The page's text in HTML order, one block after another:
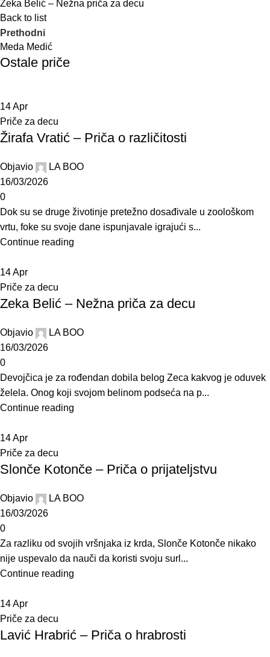
Zeka Belić – Nežna priča za decu
Back to list
Prethodni
Meda Medić
Ostale priče
14Apr
Priče za decu
Žirafa Vratić – Priča o različitosti
Objavio
LA BOO
16/03/2026
0
Dok su se druge životinje pretežno dosađivale u zoološkom
vrtu, foke su svoje dane ispunjavale igrajući s...
Continue reading
14Apr
Priče za decu
Zeka Belić – Nežna priča za decu
Objavio
LA BOO
16/03/2026
0
Devojčica je za rođendan dobila belog Zeca kakvog je oduvek
želela. Onog koji svojom belinom podseća na p...
Continue reading
14Apr
Priče za decu
Slonče Kotonče – Priča o prijateljstvu
Objavio
LA BOO
16/03/2026
0
Za razliku od svojih vršnjaka iz krda, Slonče Kotonče nikako
nije uspevalo da nauči da koristi svoju surl...
Continue reading
14Apr
Priče za decu
Lavić Hrabrić – Priča o hrabrosti